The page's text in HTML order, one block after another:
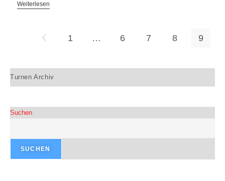
Weiterlesen
1 … 6 7 8 9
Turnen Archiv
Suchen
SUCHEN